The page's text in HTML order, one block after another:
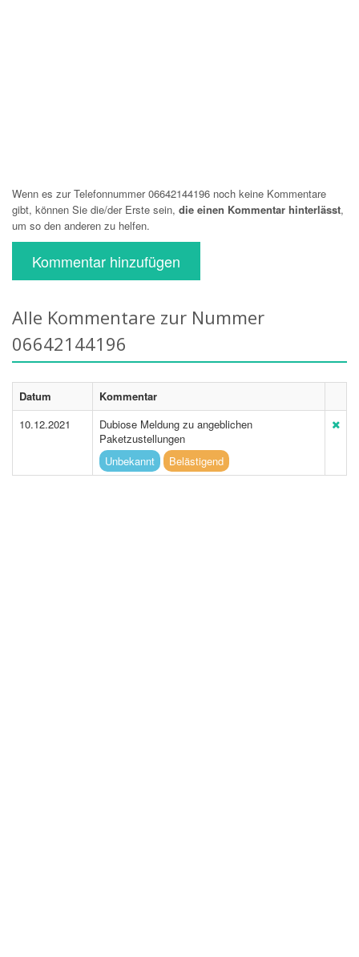
Wenn es zur Telefonnummer 06642144196 noch keine Kommentare
gibt, können Sie die/der Erste sein, die einen Kommentar hinterlässt,
um so den anderen zu helfen.
Kommentar hinzufügen
Alle Kommentare zur Nummer
06642144196
Datum
Kommentar
10.12.2021
Dubiose Meldung zu angeblichen
Paketzustellungen
Unbekannt
Belästigend